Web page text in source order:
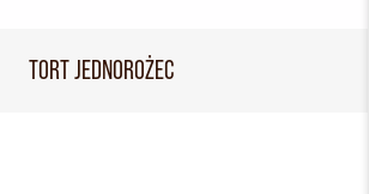
TORT JEDNOROŻEC